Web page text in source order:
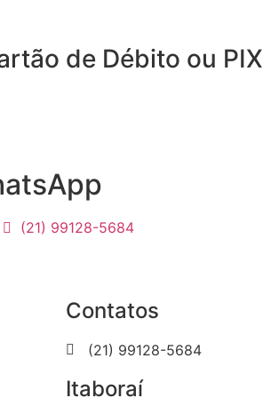
de Débito ou PIX
(21) 99128-5684
Contatos
(21) 99128-5684
Itaboraí